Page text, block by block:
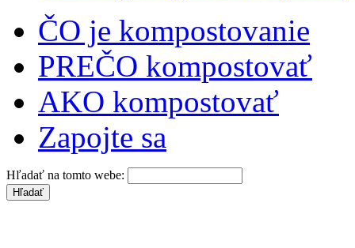
ČO je kompostovanie
PREČO kompostovať
AKO kompostovať
Zapojte sa
Hľadať na tomto webe: